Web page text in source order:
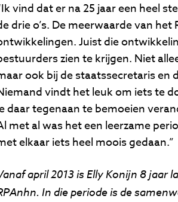
vind dat er na 25 jaar een heel
drie o’s. De meerwaarde van
Juist die
zien te krijgen. Niet
ook bij de staatssecretaris en
vindt het leuk om iets te
daar tegenaan te bemoeien
met al was het een leerzame
elkaar iets heel moois gedaan.”
april 2013 is Elly Konijn 8
In die periode is de